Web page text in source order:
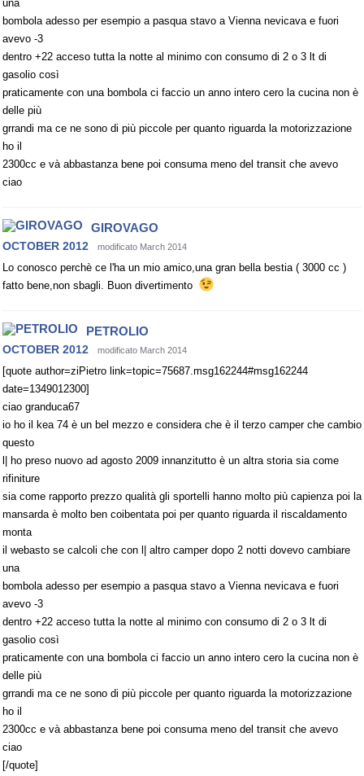
una
bombola adesso per esempio a pasqua stavo a Vienna nevicava e fuori
avevo -3
dentro +22 acceso tutta la notte al minimo con consumo di 2 o 3 lt di
gasolio così
praticamente con una bombola ci faccio un anno intero cero la cucina non è
delle più
grrandi ma ce ne sono di più piccole per quanto riguarda la motorizzazione
ho il
2300cc e và abbastanza bene poi consuma meno del transit che avevo
ciao
GIROVAGO
OCTOBER 2012 modificato March 2014
Lo conosco perchè ce l'ha un mio amico,una gran bella bestia ( 3000 cc )
fatto bene,non sbagli. Buon divertimento
PETROLIO
OCTOBER 2012 modificato March 2014
[quote author=ziPietro link=topic=75687.msg162244#msg162244
date=1349012300]
ciao granduca67
io ho il kea 74 è un bel mezzo e considera che è il terzo camper che cambio
questo
l| ho preso nuovo ad agosto 2009 innanzitutto è un altra storia sia come
rifiniture
sia come rapporto prezzo qualità gli sportelli hanno molto più capienza poi la
mansarda è molto ben coibentata poi per quanto riguarda il riscaldamento
monta
il webasto se calcoli che con l| altro camper dopo 2 notti dovevo cambiare
una
bombola adesso per esempio a pasqua stavo a Vienna nevicava e fuori
avevo -3
dentro +22 acceso tutta la notte al minimo con consumo di 2 o 3 lt di
gasolio così
praticamente con una bombola ci faccio un anno intero cero la cucina non è
delle più
grrandi ma ce ne sono di più piccole per quanto riguarda la motorizzazione
ho il
2300cc e và abbastanza bene poi consuma meno del transit che avevo
ciao
[/quote]